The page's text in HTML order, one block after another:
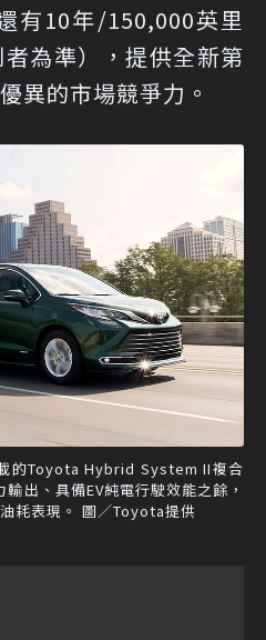
有10年/150,000英里
為準），提供全新第
異的市場競爭力。
的Toyota Hybrid System II複合
出、具備EV純電行駛效能之餘，
耗表現。 圖／Toyota提供